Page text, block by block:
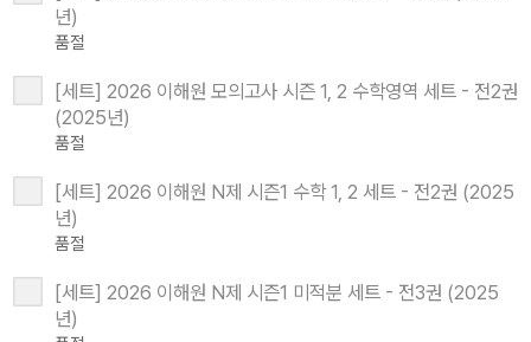
년)
품절
[세트] 2026 이해원 모의고사 시즌 1, 2 수학영역 세트 - 전2권
(2025년)
품절
[세트] 2026 이해원 N제 시즌1 수학 1, 2 세트 - 전2권 (2025
년)
품절
[세트] 2026 이해원 N제 시즌1 미적분 세트 - 전3권 (2025
년)